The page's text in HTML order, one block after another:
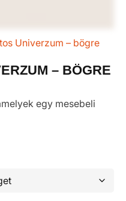
Univerzum – bögre
– BÖGRE
egy mesebeli